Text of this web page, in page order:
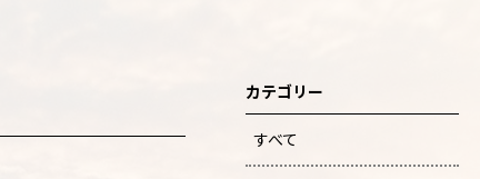
カテゴリー
すべて